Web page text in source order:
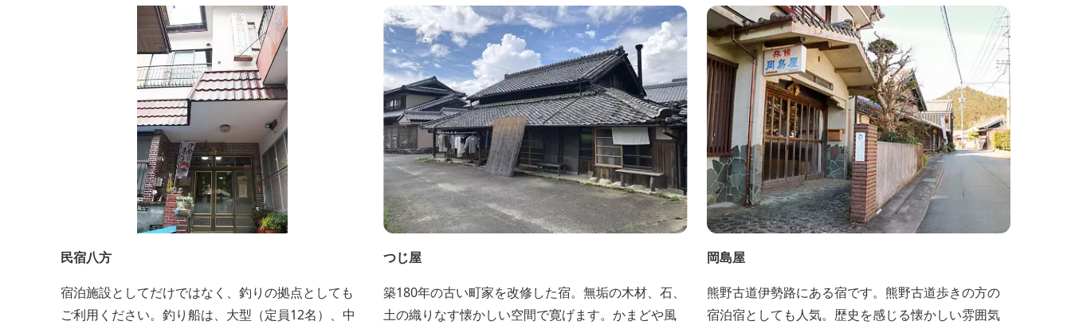
すぐ。 【イチオシ名物】 ・味噌カツ丼…地元産の甘
味噌を使ったボリュームたっぷりの丼ぶり。 松阪の
観光情報は、松阪観光インフォメ...
民宿八方
宿泊施設としてだけではなく、釣りの拠点としても
ご利用ください。釣り船は、大型（定員12名）、中
つじ屋
築180年の古い町家を改修した宿。無垢の木材、石、
土の織りなす懐かしい空間で寛げます。かまどや風
岡島屋
熊野古道伊勢路にある宿です。熊野古道歩きの方の
宿泊宿としても人気。歴史を感じる懐かしい雰囲気